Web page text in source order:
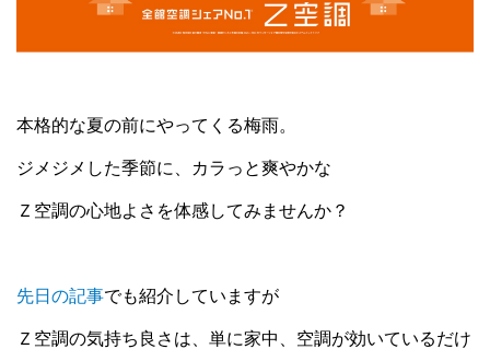
本格的な夏の前にやってくる梅雨。
ジメジメした季節に、カラっと爽やかな
Ｚ空調の心地よさを体感してみませんか？
先日の記事でも紹介していますが
Ｚ空調の気持ち良さは、単に家中、空調が効いているだけ